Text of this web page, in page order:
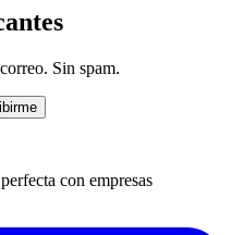
Sin spam.
con empresas